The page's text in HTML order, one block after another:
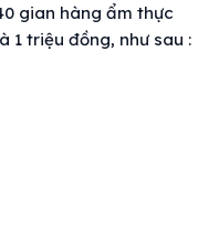
gian hàng ẩm thực
1 triệu đồng, như sau :